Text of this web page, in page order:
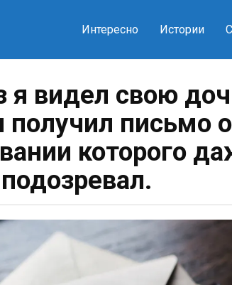
Интересно Истории
я видел свою
получил письмо
которого
подозревал.